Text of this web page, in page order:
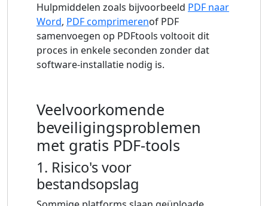
Hulpmiddelen zoals bijvoorbeeld PDF naar
Word, PDF comprimerenof PDF
samenvoegen op PDFtools voltooit dit
proces in enkele seconden zonder dat
software-installatie nodig is.
Veelvoorkomende
beveiligingsproblemen
met gratis PDF-tools
1. Risico's voor
bestandsopslag